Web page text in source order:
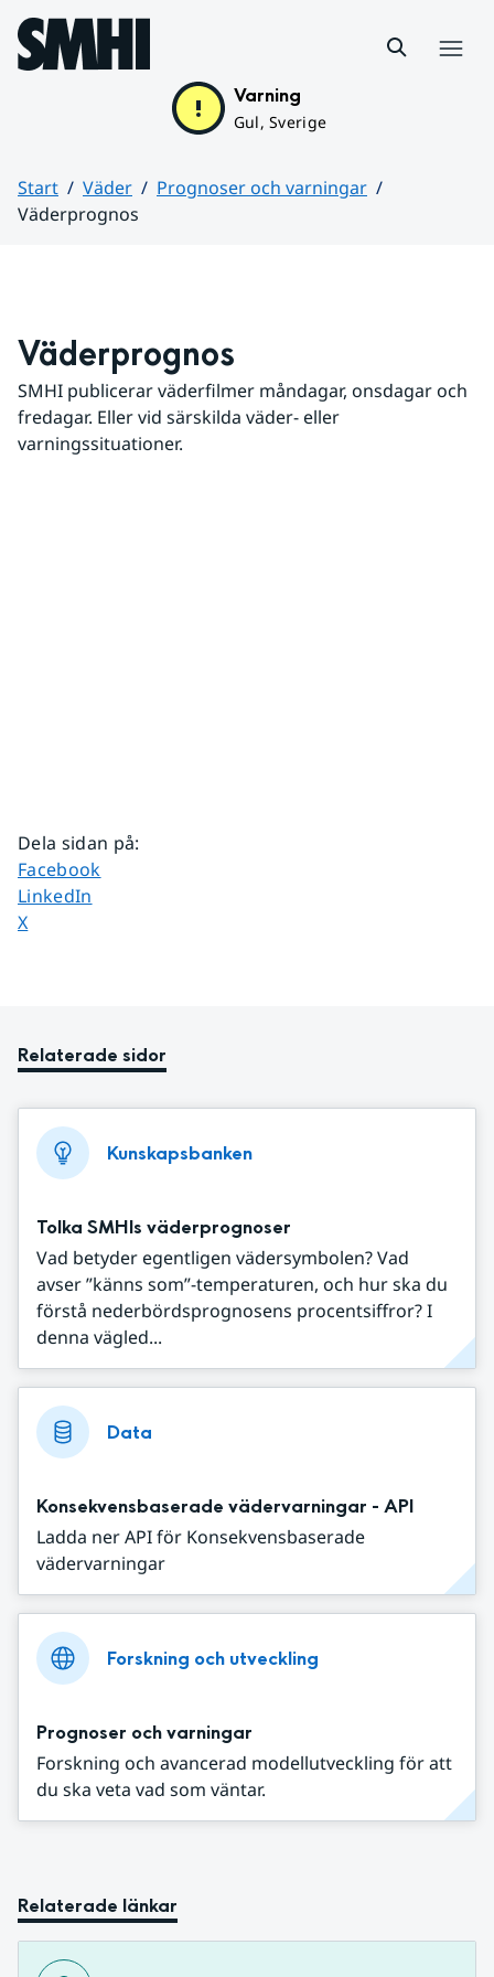
Hoppa till sidans innehåll
Varning
Gul, Sverige
Start Väder
Prognoser och varningar
Väderprognos
Väderprognos
SMHI publicerar väderfilmer måndagar, onsdagar och
fredagar. Eller vid särskilda väder- eller
varningssituationer.
Dela sidan på:
Dela sidan på
Facebook
Dela sidan på
LinkedIn
Dela sidan på
X
Relaterade sidor
Kunskapsbanken
Tolka SMHIs väderprognoser
Vad betyder egentligen vädersymbolen? Vad
avser ”känns som”-temperaturen, och hur ska du
förstå nederbördsprognosens procentsiffror? I
denna vägled...
Data
Konsekvensbaserade vädervarningar - API
Ladda ner API för Konsekvensbaserade
vädervarningar
Forskning och utveckling
Prognoser och varningar
Forskning och avancerad modellutveckling för att
du ska veta vad som väntar.
Relaterade länkar